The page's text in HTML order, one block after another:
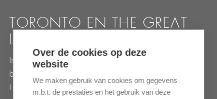
TORONTO EN THE GREAT
LAKES
In de meest zuidelijke punt van Canada ligt de
bruisende stad Toronto. Het is de poort naar de Great
Lakes…
Over de cookies op deze
website
We maken gebruik van cookies om gegevens
m.b.t. de prestaties en het gebruik van deze